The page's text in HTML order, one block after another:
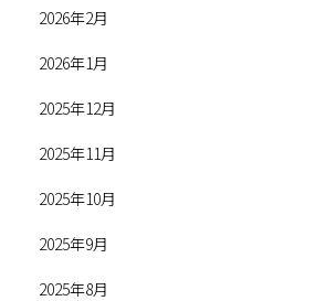
2026年2月
2026年1月
2025年12月
2025年11月
2025年10月
2025年9月
2025年8月